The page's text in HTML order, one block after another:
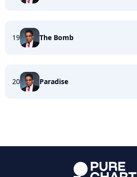
19 The Bomb
20 Paradise